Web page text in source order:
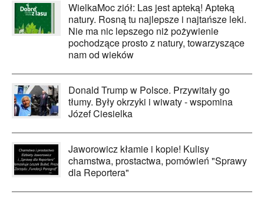
WielkaMoc ziół: Las jest apteką! Apteką
natury. Rosną tu najlepsze i najtańsze leki.
Nie ma nic lepszego niż pożywienie
pochodzące prosto z natury, towarzyszące
nam od wieków
Donald Trump w Polsce. Przywitały go
tłumy. Były okrzyki i wiwaty - wspomina
Józef Ciesielka
Jaworowicz kłamie i kopie! Kulisy
chamstwa, prostactwa, pomówień "Sprawy
dla Reportera"